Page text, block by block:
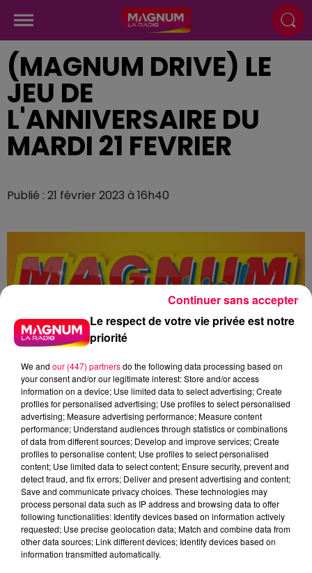
(MAGNUM DRIVE) LE
JEU DE
L'ANNIVERSAIRE DU
MARDI 21 FEVRIER
Publié : 21 février 2023 à 16h40
Flash infos
Crédit :Flash infos
Le respect de votre vie privée est notre
priorité
We and our (447) partnersdo the following data processing based on
your consent and/or our legitimate interest: Store and/or access
information on a device; Use limited data to select advertising; Create
profiles for personalised advertising; Use profiles to select personalised
advertising; Measure advertising performance; Measure content
performance; Understand audiences through statistics or combinations
of data from different sources; Develop and improve services; Create
profiles to personalise content; Use profiles to select personalised
content; Use limited data to select content; Ensure security, prevent and
detect fraud, and fix errors; Deliver and present advertising and content;
Save and communicate privacy choices. These technologies may
process personal data such as IP address and browsing data to offer
following functionalities: Identify devices based on information actively
requested; Use precise geolocation data; Match and combine data from
other data sources; Link different devices; Identify devices based on
information transmitted automatically.
Continuer sans accepter